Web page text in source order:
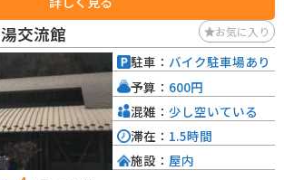
は数多くの彫刻が飾られています。
交流館 お気に入り
駐車： バイク駐車場あり
予算： 600円
混雑： 少し空いている
滞在： 1.5時間
施設： 屋内